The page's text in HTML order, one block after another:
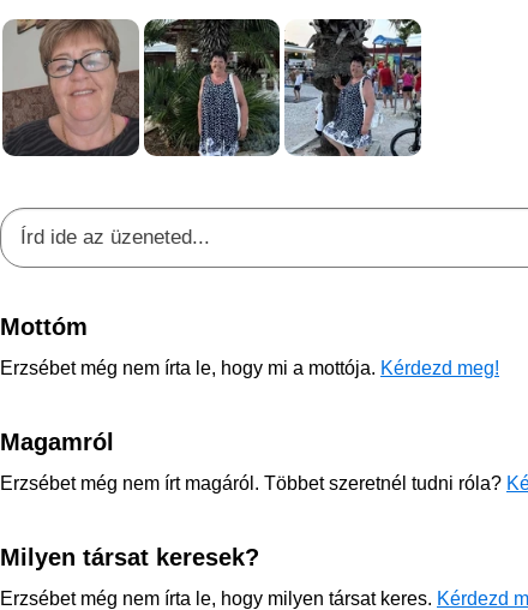
Mottóm
Erzsébet még nem írta le, hogy mi a mottója. Kérdezd meg!
Magamról
Erzsébet még nem írt magáról. Többet szeretnél tudni róla?
Milyen társat keresek?
Erzsébet még nem írta le, hogy milyen társat keres. Kérdezd